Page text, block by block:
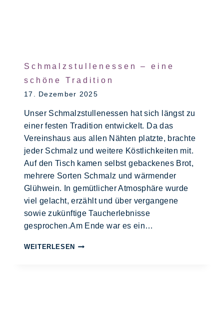
Schmalzstullenessen – eine
schöne Tradition
17. Dezember 2025
Unser Schmalzstullenessen hat sich längst zu
einer festen Tradition entwickelt. Da das
Vereinshaus aus allen Nähten platzte, brachte
jeder Schmalz und weitere Köstlichkeiten mit.
Auf den Tisch kamen selbst gebackenes Brot,
mehrere Sorten Schmalz und wärmender
Glühwein. In gemütlicher Atmosphäre wurde
viel gelacht, erzählt und über vergangene
sowie zukünftige Taucherlebnisse
gesprochen.Am Ende war es ein…
WEITERLESEN